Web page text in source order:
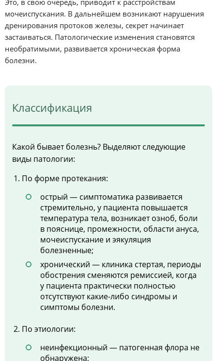
Это, в свою очередь, приводит к расстройствам
мочеиспускания. В дальнейшем возникают нарушения
дренирования протоков железы, секрет начинает
застаиваться. Патологические изменения становятся
необратимыми, развивается хроническая форма
болезни.
Классификация
Какой бывает болезнь? Выделяют следующие
виды патологии:
По форме протекания:
острый — симптоматика развивается
стремительно, у пациента повышается
температура тела, возникает озноб, боли
в пояснице, промежности, области ануса,
мочеиспускание и эякуляция
болезненные;
хронический — клиника стертая, периоды
обострения сменяются ремиссией, когда
у пациента практически полностью
отсутствуют какие-либо синдромы и
симптомы болезни.
По этиологии:
неинфекционный — патогенная флора не
обнаружена;